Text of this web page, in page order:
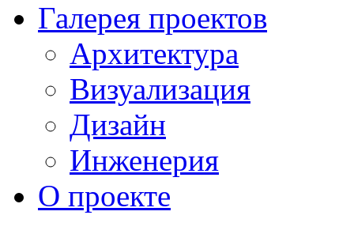
Галерея проектов
Архитектура
Визуализация
Дизайн
Инженерия
О проекте